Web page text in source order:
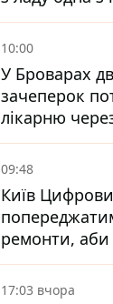
станцій
10:00
У Броварах
зачеперок
лікарню
09:48
Київ
ремонти, аби
уникати
17:03 вчора